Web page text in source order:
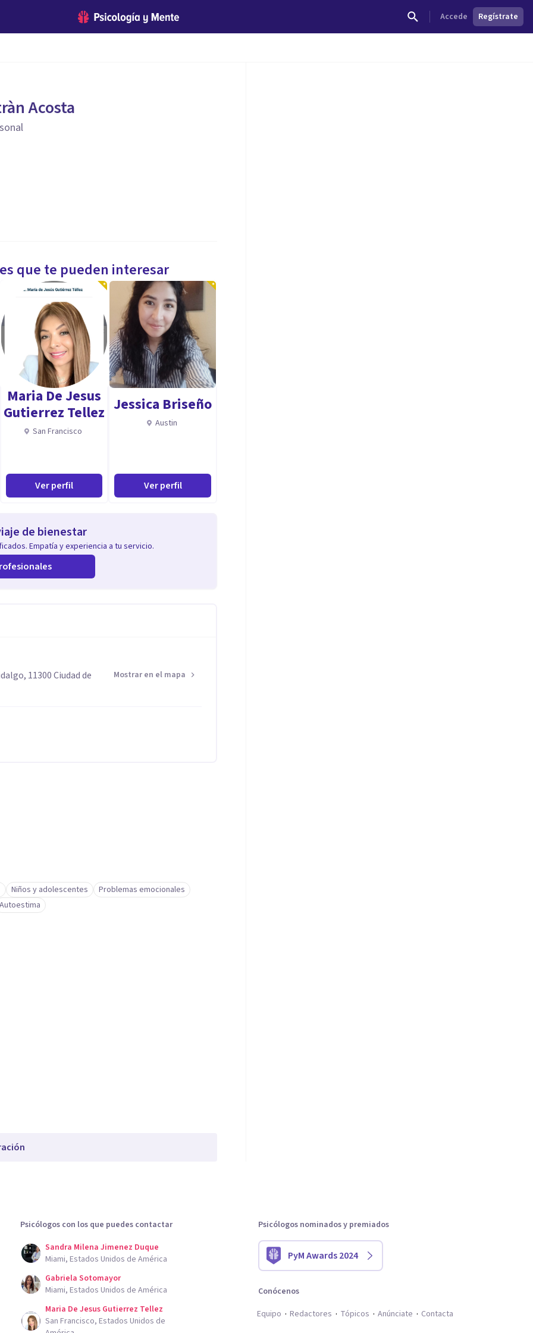
Accede Regístrate
Acosta
que te pueden interesar
Maria De Jesus
Gutierrez Tellez
San Francisco
Ver perfil
Jessica Briseño
Austin
Ver perfil
de bienestar
Empatía y experiencia a tu servicio.
11300 Ciudad de Mostrar en el mapa
Niños y adolescentes
Problemas emocionales
Autoestima
Psicólogos con los que puedes contactar
Sandra Milena Jimenez Duque
Miami, Estados Unidos de América
Gabriela Sotomayor
Miami, Estados Unidos de América
Maria De Jesus Gutierrez Tellez
San Francisco, Estados Unidos de
Psicólogos nominados y premiados
PyM Awards 2024
Conócenos
Equipo
Redactores Tópicos Anúnciate Contacta